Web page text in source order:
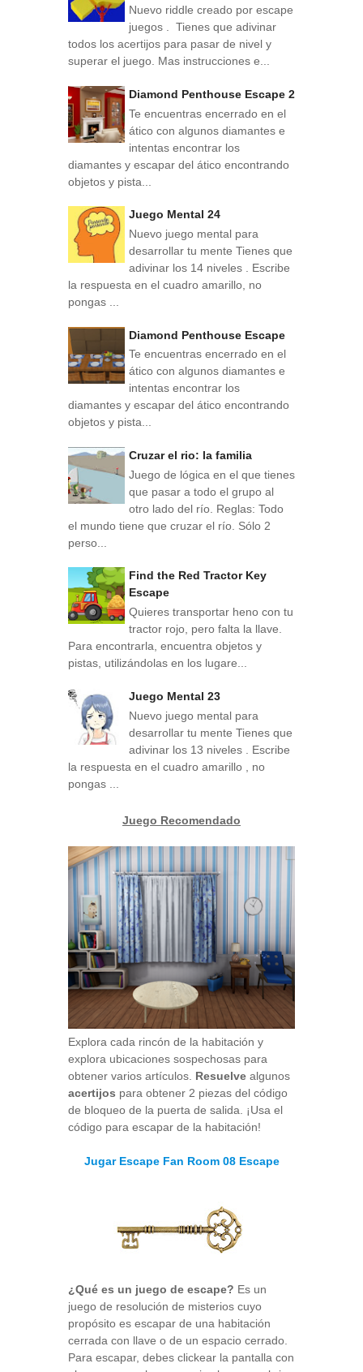
Nuevo riddle creado por escape
juegos . Tienes que adivinar
todos los acertijos para pasar de nivel y
superar el juego. Mas instrucciones e...
Diamond Penthouse Escape 2
Te encuentras encerrado en el
ático con algunos diamantes e
intentas encontrar los
diamantes y escapar del ático encontrando
objetos y pista...
Juego Mental 24
Nuevo juego mental para
desarrollar tu mente Tienes que
adivinar los 14 niveles . Escribe
la respuesta en el cuadro amarillo, no
pongas ...
Diamond Penthouse Escape
Te encuentras encerrado en el
ático con algunos diamantes e
intentas encontrar los
diamantes y escapar del ático encontrando
objetos y pista...
Cruzar el rio: la familia
Juego de lógica en el que tienes
que pasar a todo el grupo al
otro lado del río. Reglas: Todo
el mundo tiene que cruzar el río. Sólo 2
perso...
Find the Red Tractor Key
Escape
Quieres transportar heno con tu
tractor rojo, pero falta la llave.
Para encontrarla, encuentra objetos y
pistas, utilizándolas en los lugare...
Juego Mental 23
Nuevo juego mental para
desarrollar tu mente Tienes que
adivinar los 13 niveles . Escribe
la respuesta en el cuadro amarillo , no
pongas ...
Juego Recomendado
Explora cada rincón de la habitación y
explora ubicaciones sospechosas para
obtener varios artículos. Resuelve algunos
acertijos para obtener 2 piezas del código
de bloqueo de la puerta de salida. ¡Usa el
código para escapar de la habitación!
Jugar Escape Fan Room 08 Escape
¿Qué es un juego de escape? Es un
juego de resolución de misterios cuyo
propósito es escapar de una habitación
cerrada con llave o de un espacio cerrado.
Para escapar, debes clickear la pantalla con